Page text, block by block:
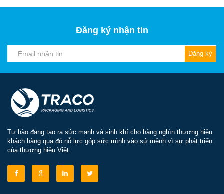
Đăng ký nhận tin
Đăng ký
Tự hào đang tạo ra sức mạnh và sinh khí cho hàng nghìn thương hiệu
khách hàng qua đó nỗ lực góp sức mình vào sứ mệnh vì sự phát triển
của thương hiệu Việt.